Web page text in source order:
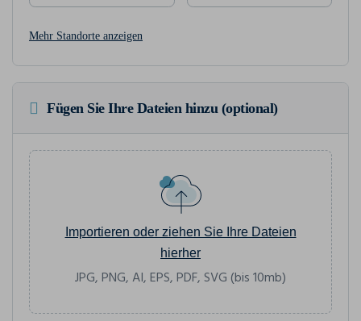
Mehr Standorte anzeigen
Fügen Sie Ihre Dateien hinzu (optional)
Importieren oder ziehen Sie Ihre Dateien
hierher
JPG, PNG, AI, EPS, PDF, SVG (bis 10mb)